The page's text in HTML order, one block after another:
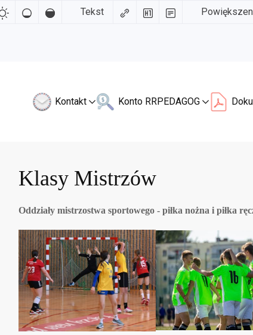
Tekst
Kontakt Konto RRPEDAGOG
Klasy Mistrzów
Oddziały mistrzostwa sportowego - piłka nożna i piłka